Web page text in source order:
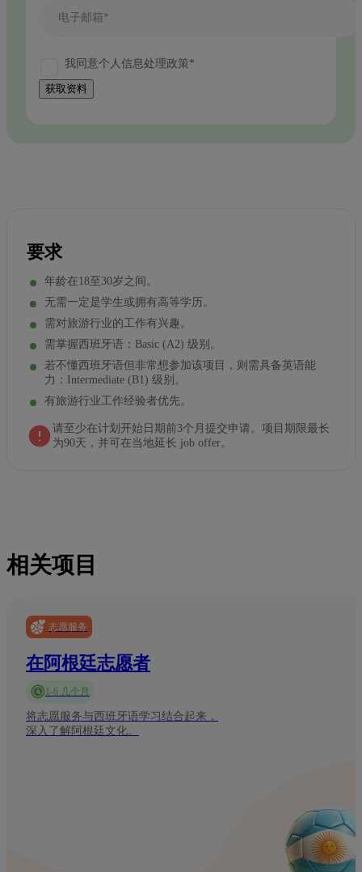
电子邮箱*
我同意个人信息处理政策*
获取资料
要求
年龄在18至30岁之间。
无需一定是学生或拥有高等学历。
需对旅游行业的工作有兴趣。
需掌握西班牙语：Basic (A2) 级别。
若不懂西班牙语但非常想参加该项目，则需具备英语能
力：Intermediate (B1) 级别。
有旅游行业工作经验者优先。
请至少在计划开始日期前3个月提交申请。项目期限最长
为90天，并可在当地延长 job offer。
相关项目
志愿服务
在阿根廷志愿者
1-6 几个月
将志愿服务与西班牙语学习结合起来，
深入了解阿根廷文化。